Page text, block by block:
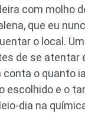
com molho
que eu
o local.
de se atentar
o quanto
escolhido e o
dia na